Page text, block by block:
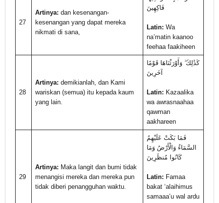
27
Artinya: dan kesenangan-
kesenangan yang dapat mereka
nikmati di sana,
فَاكِهِينَ
Latin: Wa
na’matin kaanoo
feehaa faakiheen
28
Artinya: demikianlah, dan Kami
wariskan (semua) itu kepada kaum
yang lain.
كَذَٰلِكَ ۖ وَأَوْرَثْنَاهَا قَوْمًا
آخَرِينَ
Latin: Kazaalika
wa awrasnaahaa
qawman
aakhareen
29
Artinya: Maka langit dan bumi tidak
menangisi mereka dan mereka pun
tidak diberi penangguhan waktu.
فَمَا بَكَتْ عَلَيْهِمُ
السَّمَاءُ وَالْأَرْضُ وَمَا
كَانُوا مُنظَرِينَ
Latin: Famaa
bakat ‘alaihimus
samaaa’u wal ardu